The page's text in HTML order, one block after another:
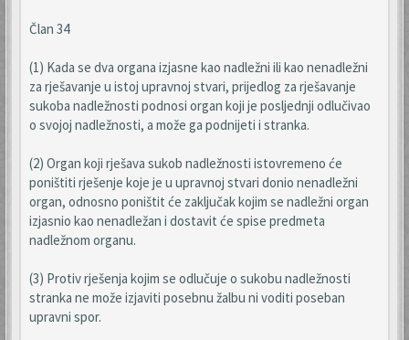
Član 34
(1) Kada se dva organa izjasne kao nadležni ili kao nenadležni
za rješavanje u istoj upravnoj stvari, prijedlog za rješavanje
sukoba nadležnosti podnosi organ koji je posljednji odlučivao
o svojoj nadležnosti, a može ga podnijeti i stranka.
(2) Organ koji rješava sukob nadležnosti istovremeno će
poništiti rješenje koje je u upravnoj stvari donio nenadležni
organ, odnosno poništit će zaključak kojim se nadležni organ
izjasnio kao nenadležan i dostavit će spise predmeta
nadležnom organu.
(3) Protiv rješenja kojim se odlučuje o sukobu nadležnosti
stranka ne može izjaviti posebnu žalbu ni voditi poseban
upravni spor.